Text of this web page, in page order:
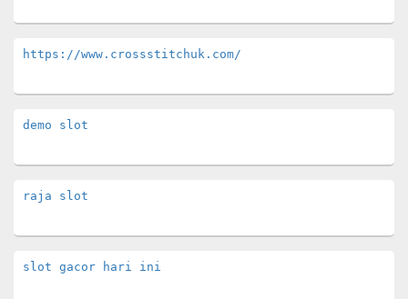
Area
https://www.crossstitchuk.com/
demo slot
raja slot
slot gacor hari ini